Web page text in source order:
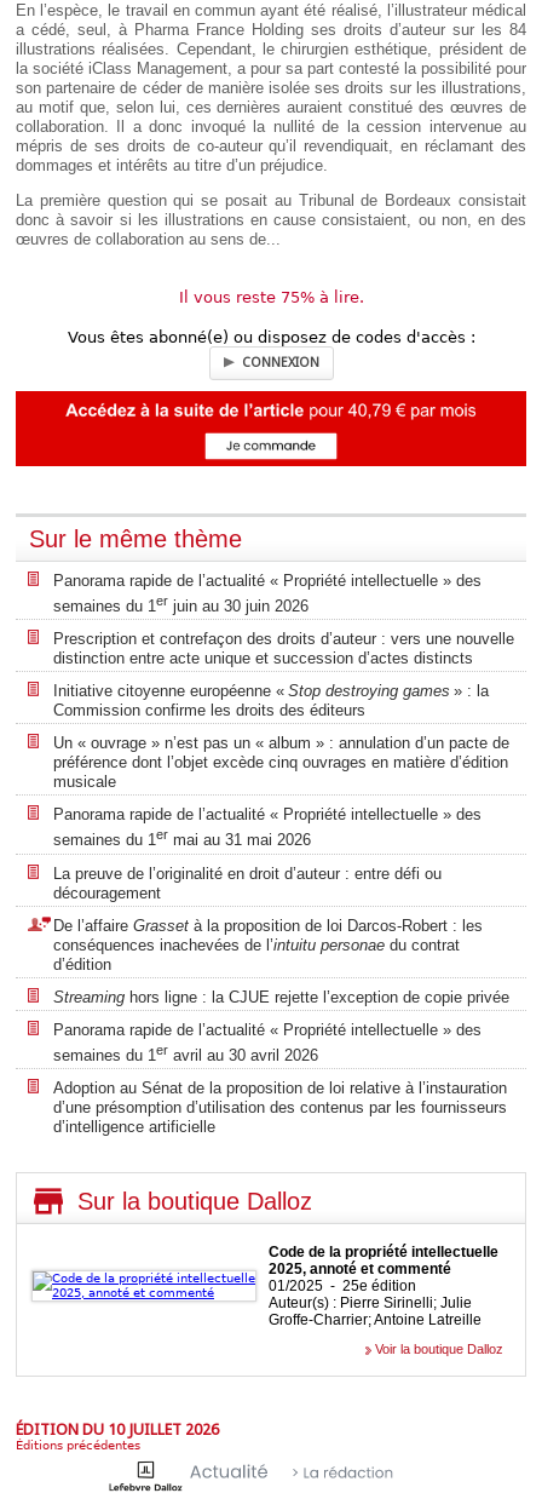
En l’espèce, le travail en commun ayant été réalisé, l’illustrateur médical
a cédé, seul, à Pharma France Holding ses droits d’auteur sur les 84
illustrations réalisées. Cependant, le chirurgien esthétique, président de
la société iClass Management, a pour sa part contesté la possibilité pour
son partenaire de céder de manière isolée ses droits sur les illustrations,
au motif que, selon lui, ces dernières auraient constitué des œuvres de
collaboration. Il a donc invoqué la nullité de la cession intervenue au
mépris de ses droits de co-auteur qu’il revendiquait, en réclamant des
dommages et intérêts au titre d’un préjudice.
La première question qui se posait au Tribunal de Bordeaux consistait
donc à savoir si les illustrations en cause consistaient, ou non, en des
œuvres de collaboration au sens de...
Il vous reste 75% à lire.
Vous êtes abonné(e) ou disposez de codes d'accès :
CONNEXION
Sur le même thème
Panorama rapide de l’actualité « Propriété intellectuelle » des
semaines du 1er juin au 30 juin 2026
Prescription et contrefaçon des droits d’auteur : vers une nouvelle
distinction entre acte unique et succession d’actes distincts
Initiative citoyenne européenne « Stop destroying games » : la
Commission confirme les droits des éditeurs
Un « ouvrage » n’est pas un « album » : annulation d’un pacte de
préférence dont l’objet excède cinq ouvrages en matière d’édition
musicale
Panorama rapide de l’actualité « Propriété intellectuelle » des
semaines du 1er mai au 31 mai 2026
La preuve de l’originalité en droit d’auteur : entre défi ou
découragement
De l’affaire Grasset à la proposition de loi Darcos-Robert : les
conséquences inachevées de l’intuitu personae du contrat
d’édition
Streaming hors ligne : la CJUE rejette l’exception de copie privée
Panorama rapide de l’actualité « Propriété intellectuelle » des
semaines du 1 er avril au 30 avril 2026
Adoption au Sénat de la proposition de loi relative à l’instauration
d’une présomption d’utilisation des contenus par les fournisseurs
d’intelligence artificielle
Sur la boutique Dalloz
Code de la propriété intellectuelle
2025, annoté et commenté
01/2025 - 25e édition
Auteur(s) : Pierre Sirinelli; Julie
Groffe-Charrier; Antoine Latreille
Voir la boutique Dalloz
ÉDITION DU 10 JUILLET 2026
Éditions précédentes